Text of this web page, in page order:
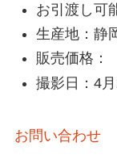
お引渡し可
生産地：静
販売価格：
撮影日：4
お問い合わせ